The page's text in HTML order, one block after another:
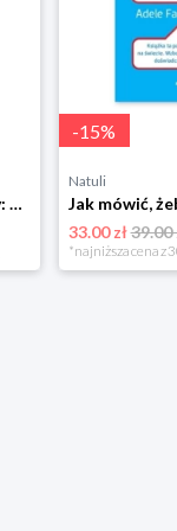
Porozumienie bez przemocy: o języku życia Czarna owca
-15%
Natuli
33.00 zł39.00
*najniższa cena z